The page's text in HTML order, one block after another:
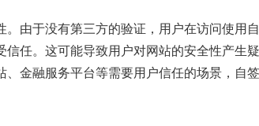
。由于没有第三方的验证，用户在访问使用
任。这可能导致用户对网站的安全性产生
金融服务平台等需要用户信任的场景，自